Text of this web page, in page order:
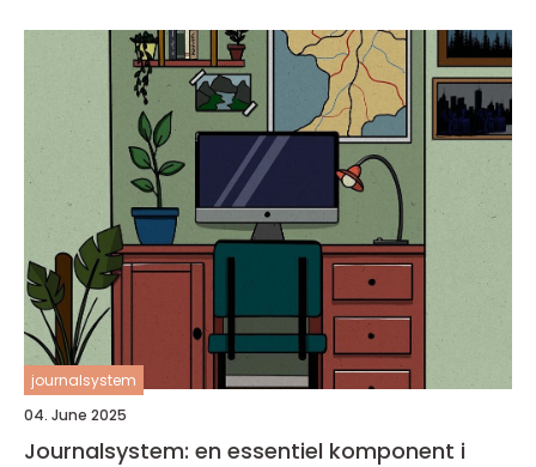
journalsystem
04. June 2025
Journalsystem: en essentiel komponent i